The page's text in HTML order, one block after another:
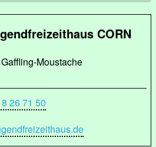
CORN
Moustache
26 71 50